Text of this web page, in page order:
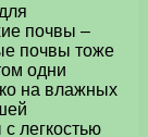
почвы –
почвы тоже
одни
на влажных
легкостью